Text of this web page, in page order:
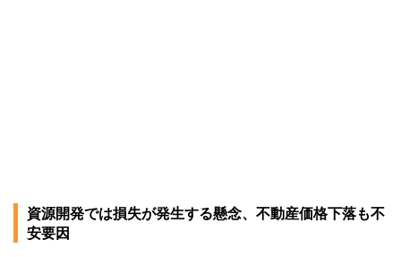
資源開発では損失が発生する懸念、不動産価格下落も不
安要因